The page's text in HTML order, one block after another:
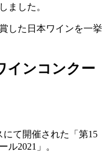
ました。
した日本ワインを一挙
インコンクー
にて開催された「第15
ル2021」。